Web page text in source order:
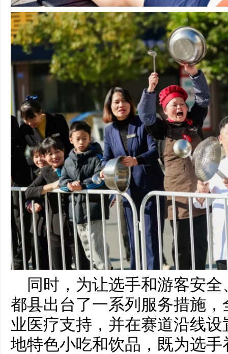
同时，为让选手和游客安
都县出台了一系列服务措施
业医疗支持，并在赛道沿线
地特色小吃和饮品，既为选